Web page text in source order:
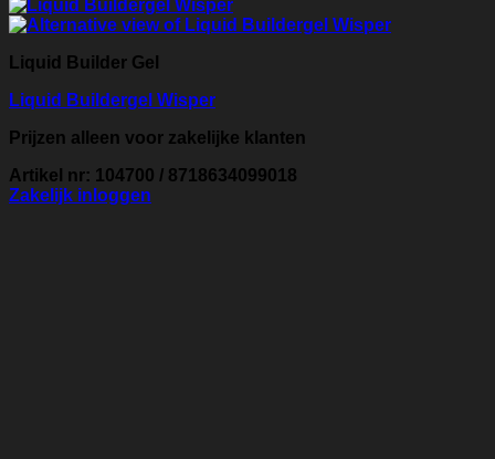
Liquid Builder Gel
Liquid Buildergel Wisper
Prijzen alleen voor zakelijke klanten
Artikel nr: 104700 / 8718634099018
Zakelijk inloggen